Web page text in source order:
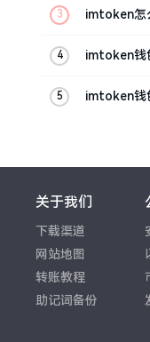
imtoken怎
imtoken钱
imtoken钱
关于我们
下载渠道
网站地图
转账教程
助记词备份